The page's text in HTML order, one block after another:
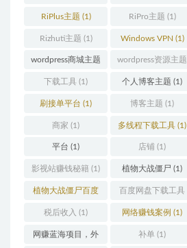
RiPlus主题 (1) RiPro主题 (1)
Rizhuti主题 (1) Windows VPN (1)
wordpress商城主题
(1)
wordpress资源主题
(1)
下载工具 (1) 个人博客主题 (1)
刷接单平台 (1) 博客主题 (1)
商家 (1) 多线程下载工具 (1)
平台 (1) 店铺 (1)
影视站赚钱秘籍 (1) 植物大战僵尸 (1)
植物大战僵尸百度
云(1)
百度网盘下载工具
(1)
税后收入 (1) 网络赚钱案例 (1)
网赚蓝海项目，外 补单 (1)